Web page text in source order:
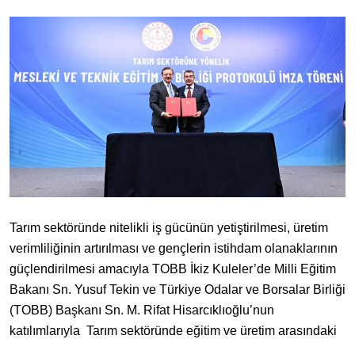
Tarım sektöründe nitelikli iş gücünün yetiştirilmesi, üretim
verimliliğinin artırılması ve gençlerin istihdam olanaklarının
güçlendirilmesi amacıyla TOBB İkiz Kuleler’de Milli Eğitim
Bakanı Sn. Yusuf Tekin ve Türkiye Odalar ve Borsalar Birliği
(TOBB) Başkanı Sn. M. Rifat Hisarcıklıoğlu’nun
katılımlarıyla Tarım sektöründe eğitim ve üretim arasındaki